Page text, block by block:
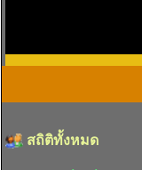
สถิติทั้งหมด